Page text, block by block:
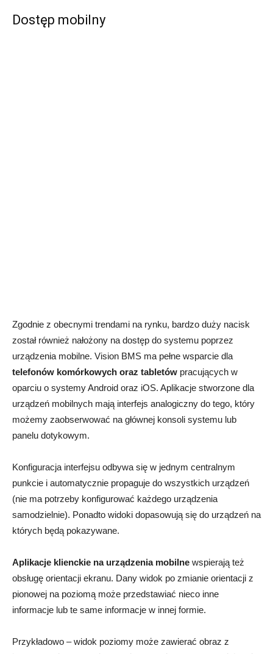
Dostęp mobilny
Zgodnie z obecnymi trendami na rynku, bardzo duży nacisk
został również nałożony na dostęp do systemu poprzez
urządzenia mobilne. Vision BMS ma pełne wsparcie dla
telefonów komórkowych oraz tabletów pracujących w
oparciu o systemy Android oraz iOS. Aplikacje stworzone dla
urządzeń mobilnych mają interfejs analogiczny do tego, który
możemy zaobserwować na głównej konsoli systemu lub
panelu dotykowym.
Konfiguracja interfejsu odbywa się w jednym centralnym
punkcie i automatycznie propaguje do wszystkich urządzeń
(nie ma potrzeby konfigurować każdego urządzenia
samodzielnie). Ponadto widoki dopasowują się do urządzeń na
których będą pokazywane.
Aplikacje klienckie na urządzenia mobilne wspierają też
obsługę orientacji ekranu. Dany widok po zmianie orientacji z
pionowej na poziomą może przedstawiać nieco inne
informacje lub te same informacje w innej formie.
Przykładowo – widok poziomy może zawierać obraz z